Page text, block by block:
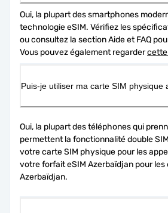
Oui, la plupart des smartphones
technologie eSIM. Vérifiez les
ou consultez la section Aide et FAQ
Vous pouvez également regarder
Puis-je utiliser ma carte SIM physique
Oui, la plupart des téléphones qui
permettent la fonctionnalité double
votre carte SIM physique pour les
votre forfait eSIM Azerbaïdjan pour
Azerbaïdjan.